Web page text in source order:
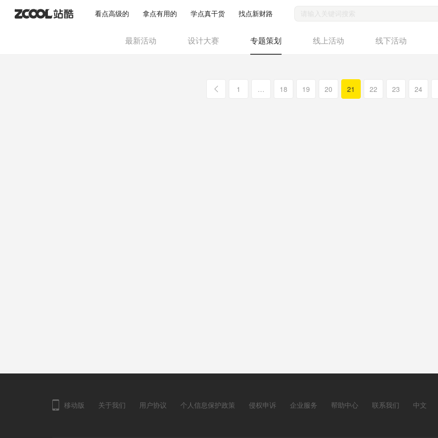
看点高级的 拿点有用的 学点真干货 找点新财路
最新活动 设计大赛 专题策划 线上活动 线下活动
1 … 18 19 20 21 22 23 24
移动版 关于我们 用户协议 个人信息保护政策 侵权申诉 企业服务 帮助中心 联系我们 中文